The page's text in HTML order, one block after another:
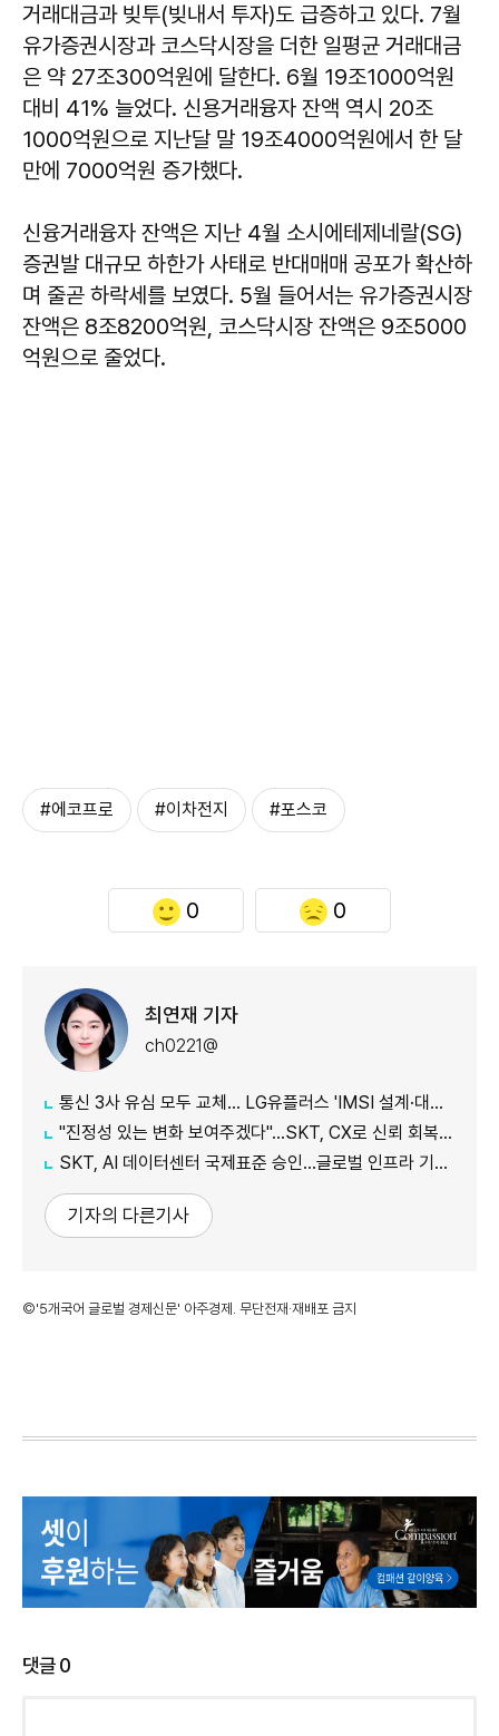
거래대금과 빚투(빚내서 투자)도 급증하고 있다. 7월
유가증권시장과 코스닥시장을 더한 일평균 거래대금
은 약 27조300억원에 달한다. 6월 19조1000억원
대비 41% 늘었다. 신용거래융자 잔액 역시 20조
1000억원으로 지난달 말 19조4000억원에서 한 달
만에 7000억원 증가했다.
신융거래융자 잔액은 지난 4월 소시에테제네랄(SG)
증권발 대규모 하한가 사태로 반대매매 공포가 확산하
며 줄곧 하락세를 보였다. 5월 들어서는 유가증권시장
잔액은 8조8200억원, 코스닥시장 잔액은 9조5000
억원으로 줄었다.
#에코프로 #이차전지 #포스코
0 0
최연재 기자
ch0221@
통신 3사 유심 모두 교체… LG유플러스 'IMSI 설계·대응 시점' 놓고 갑론을박
"진정성 있는 변화 보여주겠다"…SKT, CX로 신뢰 회복 나선다
SKT, AI 데이터센터 국제표준 승인…글로벌 인프라 기준 제시
기자의 다른기사
©'5개국어 글로벌 경제신문' 아주경제. 무단전재·재배포 금지
댓글0